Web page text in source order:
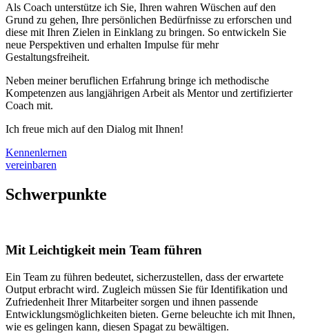
Als Coach unterstütze ich Sie, Ihren wahren Wüschen auf den
Grund zu gehen, Ihre persönlichen Bedürfnisse zu erforschen und
diese mit Ihren Zielen in Einklang zu bringen. So entwickeln Sie
neue Perspektiven und erhalten Impulse für mehr
Gestaltungsfreiheit.
Neben meiner beruflichen Erfahrung bringe ich methodische
Kompetenzen aus langjährigen Arbeit als Mentor und zertifizierter
Coach mit.
Ich freue mich auf den Dialog mit Ihnen!
Kennenlernen
vereinbaren
Schwerpunkte
Mit Leichtigkeit mein Team führen
Ein Team zu führen bedeutet, sicherzustellen, dass der erwartete
Output erbracht wird. Zugleich müssen Sie für Identifikation und
Zufriedenheit Ihrer Mitarbeiter sorgen und ihnen passende
Entwicklungsmöglichkeiten bieten. Gerne beleuchte ich mit Ihnen,
wie es gelingen kann, diesen Spagat zu bewältigen.